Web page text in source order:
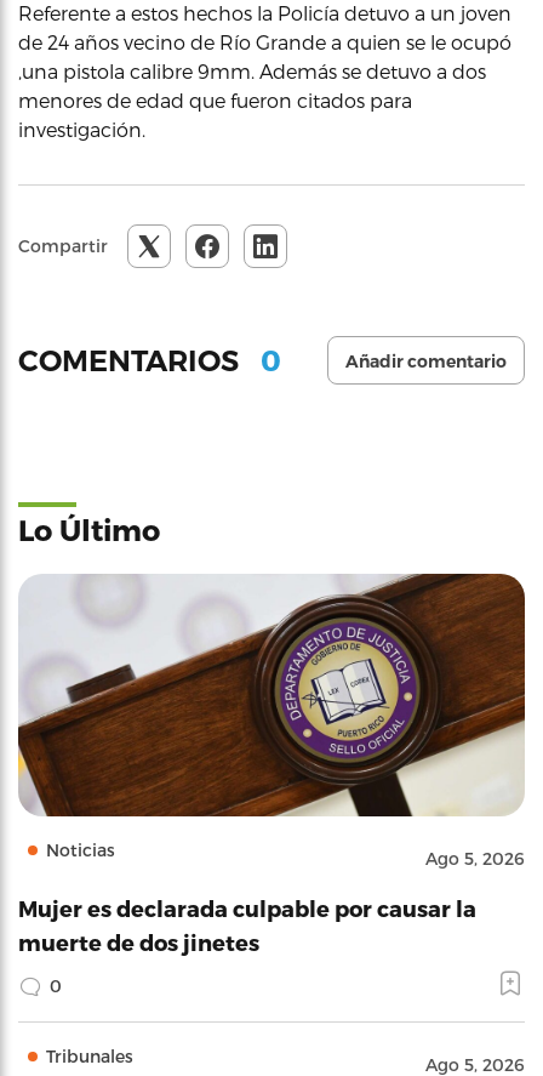
Referente a estos hechos la Policía detuvo a un joven
de 24 años vecino de Río Grande a quien se le ocupó
,una pistola calibre 9mm. Además se detuvo a dos
menores de edad que fueron citados para
investigación.
Compartir
COMENTARIOS 0 Añadir comentario
Lo Último
Noticias Ago 5, 2026
Mujer es declarada culpable por causar la
muerte de dos jinetes
0
Tribunales Ago 5, 2026